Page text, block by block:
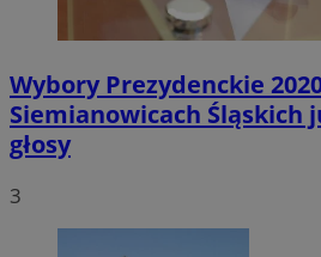
Wybory Prezydenckie
Siemianowicach Śląskich
głosy
3